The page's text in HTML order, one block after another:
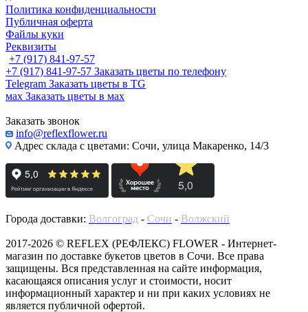
Политика конфиденциальности
Публичная оферта
Файлы куки
Реквизиты
+7 (917) 841-97-57
+7 (917) 841-97-57 Заказать цветы по телефону
Telegram Заказать цветы в TG
мах Заказать цветы в мах
Заказать звонок
info@reflexflower.ru
Адрес склада с цветами: Сочи, улица Макаренко, 14/3
Города доставки: Волгоград - Сочи - Волжский
2017-2026 © REFLEX (РЕФЛЕКС) FLOWER - Интернет-
магазин по доставке букетов цветов в Сочи. Все права
защищены. Вся представленная на сайте информация,
касающаяся описания услуг и стоимости, носит
информационный характер и ни при каких условиях не
является публичной офертой.